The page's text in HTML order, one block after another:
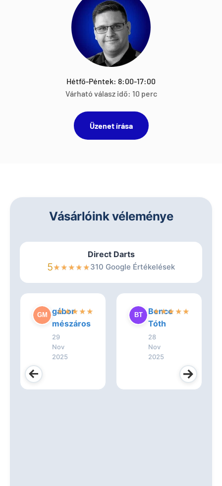
Hétfő-Péntek: 8:00-17:00
Várható válasz idő: 10 perc
Üzenet írása
Vásárlóink véleménye
Direct Darts
5★★★★★310 Google Értékelések
gábor
mészáros
29
Nov
2025
★★★★★
Bence
Tóth
28
Nov
2025
★★★★★